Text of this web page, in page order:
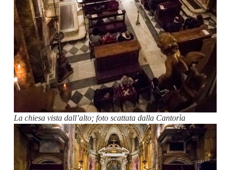
La chiesa vista dall’alto; foto scattata dalla Cantorìa